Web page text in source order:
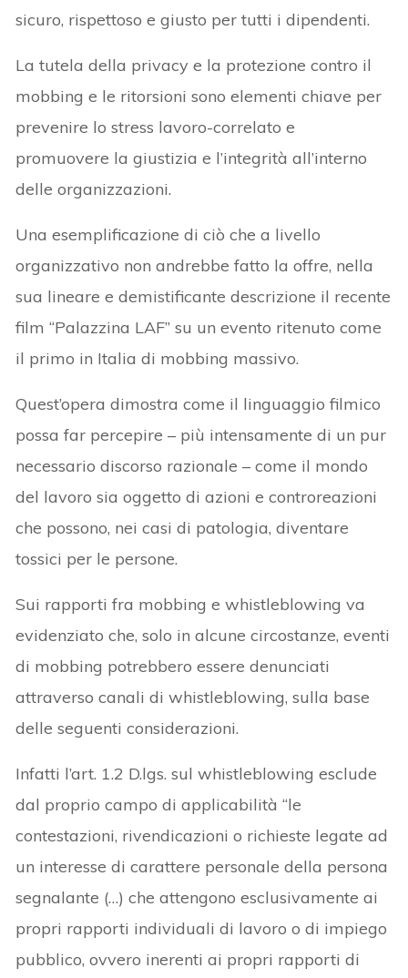
sicuro, rispettoso e giusto per tutti i dipendenti.
La tutela della privacy e la protezione contro il
mobbing e le ritorsioni sono elementi chiave per
prevenire lo stress lavoro-correlato e
promuovere la giustizia e l’integrità all’interno
delle organizzazioni.
Una esemplificazione di ciò che a livello
organizzativo non andrebbe fatto la offre, nella
sua lineare e demistificante descrizione il recente
film “Palazzina LAF” su un evento ritenuto come
il primo in Italia di mobbing massivo.
Quest’opera dimostra come il linguaggio filmico
possa far percepire – più intensamente di un pur
necessario discorso razionale – come il mondo
del lavoro sia oggetto di azioni e controreazioni
che possono, nei casi di patologia, diventare
tossici per le persone.
Sui rapporti fra mobbing e whistleblowing va
evidenziato che, solo in alcune circostanze, eventi
di mobbing potrebbero essere denunciati
attraverso canali di whistleblowing, sulla base
delle seguenti considerazioni.
Infatti l’art. 1.2 D.lgs. sul whistleblowing esclude
dal proprio campo di applicabilità “le
contestazioni, rivendicazioni o richieste legate ad
un interesse di carattere personale della persona
segnalante (…) che attengono esclusivamente ai
propri rapporti individuali di lavoro o di impiego
pubblico, ovvero inerenti ai propri rapporti di